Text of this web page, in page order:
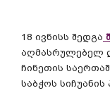
18 ივნისს შედგა
აღმასრულებელ
ჩინეთის
საბჭოს სიჩუანის